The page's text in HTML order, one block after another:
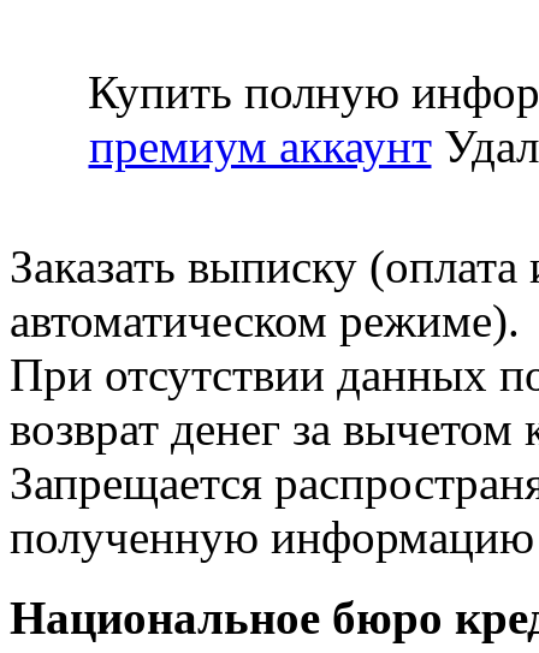
Купить полную
премиум аккаунт
Заказать выписку
автоматическом режиме).
При отсутствии данных
возврат денег за
Запрещается
полученную информацию
Национальное бюро